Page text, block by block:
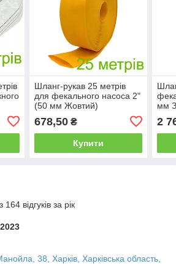
Шланг-рукав 25 метрів
для фекального насоса 2"
(50 мм Жовтий)
678,50₴
Купити
мм
2
відгуків за рік
38, Харків, Харківська область,